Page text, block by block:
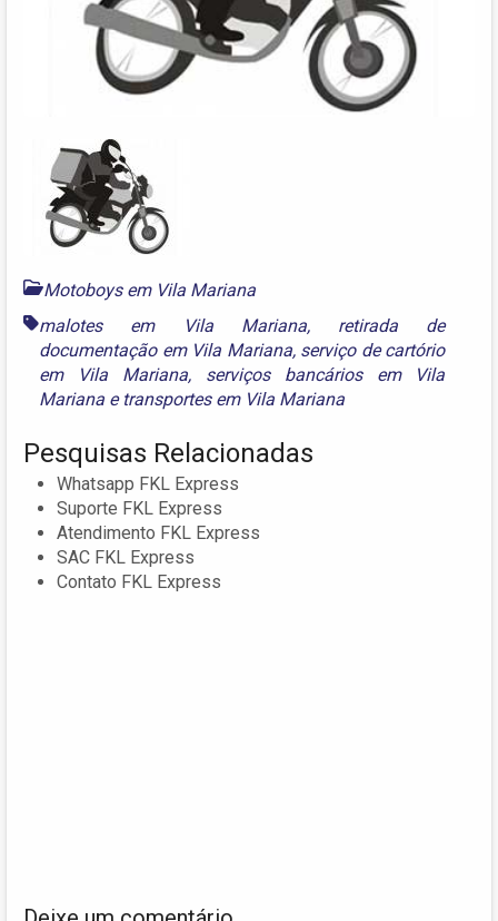
Motoboys em Vila Mariana
malotes em Vila Mariana, retirada de
documentação em Vila Mariana, serviço de cartório
em Vila Mariana, serviços bancários em Vila
Mariana e transportes em Vila Mariana
Pesquisas Relacionadas
Whatsapp FKL Express
Suporte FKL Express
Atendimento FKL Express
SAC FKL Express
Contato FKL Express